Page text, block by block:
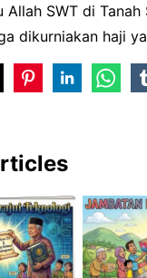
Allah SWT di Tanah
dikurniakan haji